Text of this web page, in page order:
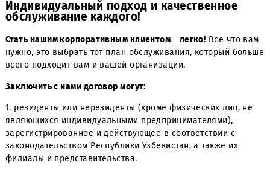
ООО «UNIVERSAL MOBILE SYSTEMS»
Индивидуальный подход и качественное
обслуживание каждого!
нужно, это выбрать тот план обслуживания, который
всего подходит вам и вашей организации.
Заключить с нами договор могут:
1. резиденты или нерезиденты (кроме физических лиц,
являющихся индивидуальными предпринимателями),